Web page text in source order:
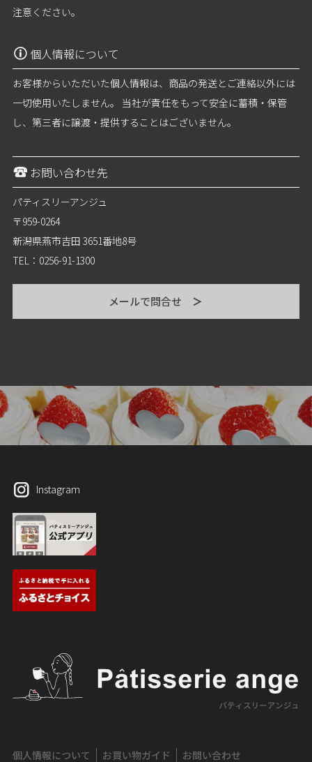
注意ください。
個人情報について
お客様からいただいた個人情報は、商品の発送とご連絡以外には
一切使用いたしません。 当社が責任をもって安全に蓄積・保管
し、第三者に譲渡・提供することはございません。
お問い合わせ先
パティスリーアンジュ
〒959-0264
新潟県燕市吉田 3651番地8号
TEL：0256-91-1300
メールで問合せ ＞
Instagram
個人情報について お買い物ガイド お問い合わせ